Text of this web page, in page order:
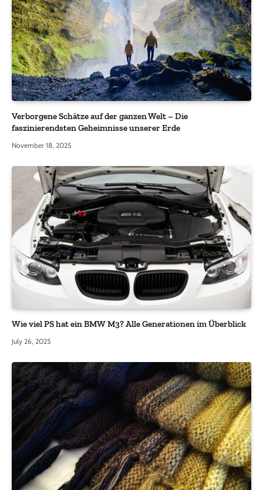
Verborgene Schätze auf der ganzen Welt – Die
faszinierendsten Geheimnisse unserer Erde
November 18, 2025
Wie viel PS hat ein BMW M3? Alle Generationen im Überblick
July 26, 2025